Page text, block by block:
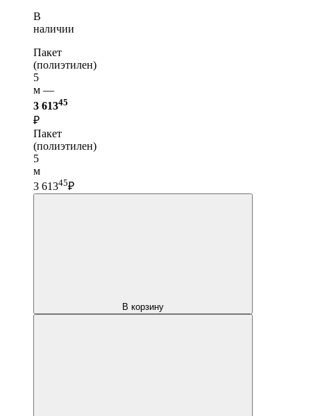
В
наличии
Пакет
(полиэтилен)
5
м —
3 61345
₽
Пакет
(полиэтилен)
5
м
3 61345₽
В корзину